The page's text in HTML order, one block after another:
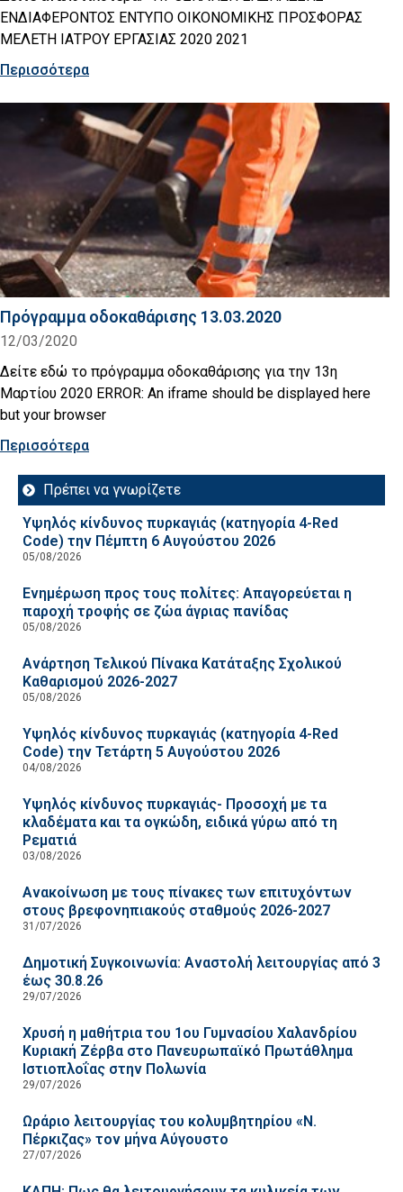
ΕΝΔΙΑΦΕΡΟΝΤΟΣ ΕΝΤΥΠΟ ΟΙΚΟΝΟΜΙΚΗΣ ΠΡΟΣΦΟΡΑΣ
ΜΕΛΕΤΗ ΙΑΤΡΟΥ ΕΡΓΑΣΙΑΣ 2020 2021
Περισσότερα
Πρόγραμμα οδοκαθάρισης 13.03.2020
12/03/2020
Δείτε εδώ το πρόγραμμα οδοκαθάρισης για την 13η
Μαρτίου 2020 ERROR: An iframe should be displayed here
but your browser
Περισσότερα
Πρέπει να γνωρίζετε
Υψηλός κίνδυνος πυρκαγιάς (κατηγορία 4-Red
Code) την Πέμπτη 6 Αυγούστου 2026
05/08/2026
Ενημέρωση προς τους πολίτες: Απαγορεύεται η
παροχή τροφής σε ζώα άγριας πανίδας
05/08/2026
Ανάρτηση Τελικού Πίνακα Κατάταξης Σχολικού
Καθαρισμού 2026-2027
05/08/2026
Υψηλός κίνδυνος πυρκαγιάς (κατηγορία 4-Red
Code) την Τετάρτη 5 Αυγούστου 2026
04/08/2026
Υψηλός κίνδυνος πυρκαγιάς- Προσοχή με τα
κλαδέματα και τα ογκώδη, ειδικά γύρω από τη
Ρεματιά
03/08/2026
Ανακοίνωση με τους πίνακες των επιτυχόντων
στους βρεφονηπιακούς σταθμούς 2026-2027
31/07/2026
Δημοτική Συγκοινωνία: Αναστολή λειτουργίας από 3
έως 30.8.26
29/07/2026
Χρυσή η μαθήτρια του 1ου Γυμνασίου Χαλανδρίου
Κυριακή Ζέρβα στο Πανευρωπαϊκό Πρωτάθλημα
Ιστιοπλοΐας στην Πολωνία
29/07/2026
Ωράριο λειτουργίας του κολυμβητηρίου «Ν.
Πέρκιζας» τον μήνα Αύγουστο
27/07/2026